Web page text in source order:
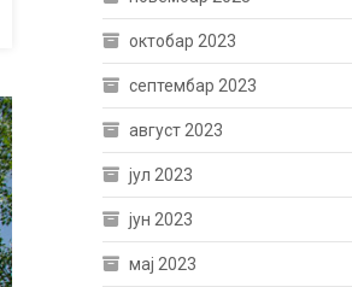
октобар 2023
септембар 2023
август 2023
јул 2023
јун 2023
мај 2023